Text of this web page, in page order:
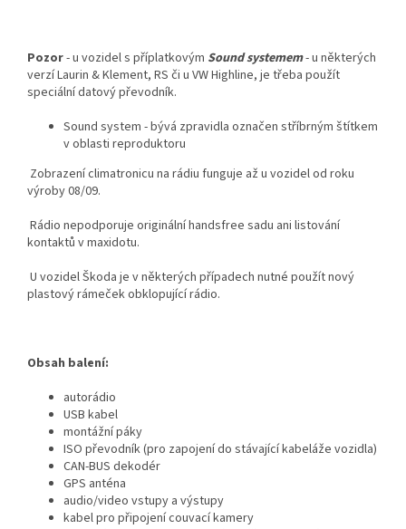
Pozor- u vozidel s příplatkovým Sound systemem- u některých
verzí Laurin & Klement, RS či u VW Highline, je třeba použít
speciální datový převodník.
Sound system - bývá zpravidla označen stříbrným štítkem
v oblasti reproduktoru
Zobrazení climatronicu na rádiu funguje až u vozidel od roku
výroby 08/09.
Rádio nepodporuje originální handsfree sadu ani listování
kontaktů v maxidotu.
U vozidel Škoda je v některých případech nutné použít nový
plastový rámeček obklopující rádio.
Obsah balení:
autorádio
USB kabel
montážní páky
ISO převodník (pro zapojení do stávající kabeláže vozidla)
CAN-BUS dekodér
GPS anténa
audio/video vstupy a výstupy
kabel pro připojení couvací kamery